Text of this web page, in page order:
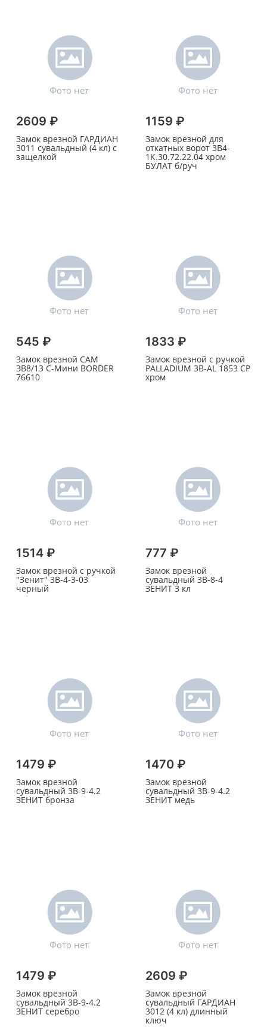
2609 ₽
Замок врезной ГАРДИАН
3011 сувальдный (4 кл) с
защелкой
1159 ₽
Замок врезной для
откатных ворот 3В4-
1К.30.72.22.04 хром
БУЛАТ б/руч
545 ₽
Замок врезной САМ
ЗВ8/13 С-Мини BORDER
76610
1833 ₽
Замок врезной с ручкой
PALLADIUM 3В-АL 1853 СР
хром
1514 ₽
Замок врезной с ручкой
"Зенит" 3В-4-3-03
черный
777 ₽
Замок врезной
сувальдный 3В-8-4
ЗЕНИТ 3 кл
1479 ₽
Замок врезной
сувальдный 3В-9-4.2
ЗЕНИТ бронза
1470 ₽
Замок врезной
сувальдный 3В-9-4.2
ЗЕНИТ медь
1479 ₽
Замок врезной
сувальдный 3В-9-4.2
ЗЕНИТ серебро
2609 ₽
Замок врезной
сувальдный ГАРДИАН
3012 (4 кл) длинный
ключ